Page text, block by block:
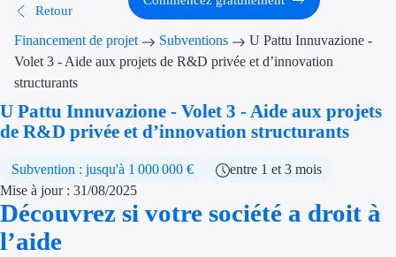
Financement
Transition
Transition
Économies
Aides RSE
Retour
Financement de projet Subventions
U Pattu Innuvazione -
Volet 3 - Aide aux projets de R&D privée et d’innovation
structurants
U Pattu Innuvazione - Volet 3 - Aide aux projets
de R&D privée et d’innovation structurants
Subvention : jusqu'à 1 000 000 €
entre 1 et 3 mois
Mise à jour : 31/08/2025
Découvrez si votre société a droit à
l’aide